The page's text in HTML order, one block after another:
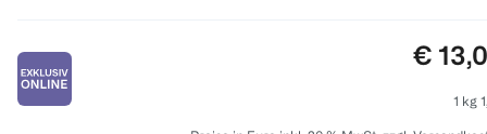
Preis:
€
1 kg